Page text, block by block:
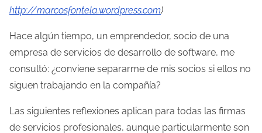
p
d
e
l
e
c
http://marcosfontela.wordpress.com)
Hace algún tiempo, un emprendedor, socio de una
empresa de servicios de desarrollo de software, me
consultó: ¿conviene separarme de mis socios si ellos no
siguen trabajando en la compañía?
Las siguientes reflexiones aplican para todas las firmas
de servicios profesionales, aunque particularmente son